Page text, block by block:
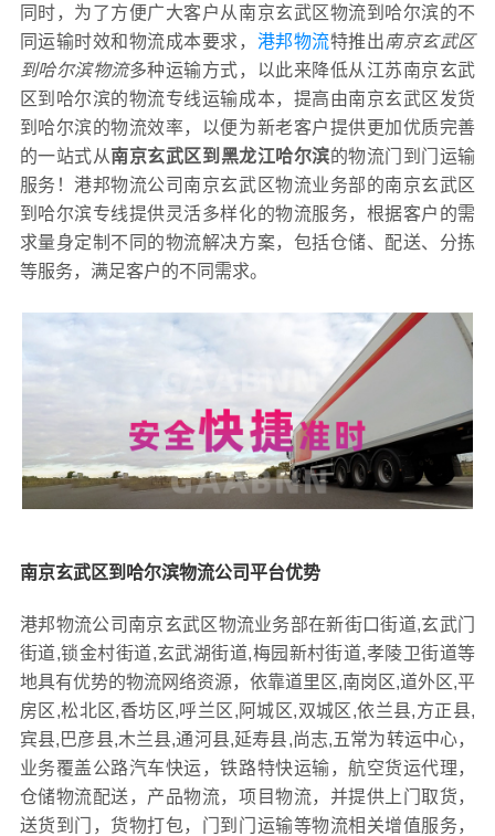
同时，为了方便广大客户从南京玄武区物流到哈尔滨的不
同运输时效和物流成本要求， 港邦物流特推出南京玄武区
到哈尔滨物流多种运输方式，以此来降低从江苏南京玄武
区到哈尔滨的物流专线运输成本，提高由南京玄武区发货
到哈尔滨的物流效率，以便为新老客户提供更加优质完善
的一站式从南京玄武区到黑龙江哈尔滨的物流门到门运输
服务！港邦物流公司南京玄武区物流业务部的南京玄武区
到哈尔滨专线提供灵活多样化的物流服务，根据客户的需
求量身定制不同的物流解决方案，包括仓储、配送、分拣
等服务，满足客户的不同需求。
南京玄武区到哈尔滨物流公司平台优势
港邦物流公司南京玄武区物流业务部在新街口街道,玄武门
街道,锁金村街道,玄武湖街道,梅园新村街道,孝陵卫街道等
地具有优势的物流网络资源，依靠道里区,南岗区,道外区,平
房区,松北区,香坊区,呼兰区,阿城区,双城区,依兰县,方正县,
宾县,巴彦县,木兰县,通河县,延寿县,尚志,五常为转运中心，
业务覆盖公路汽车快运，铁路特快运输，航空货运代理，
仓储物流配送，产品物流，项目物流，并提供上门取货，
送货到门，货物打包，门到门运输等物流相关增值服务，